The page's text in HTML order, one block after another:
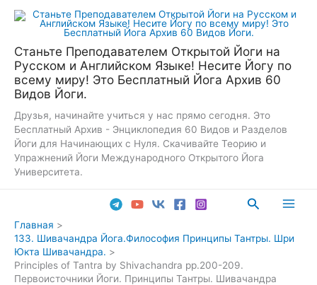
Перейти
Станьте Преподавателем Открытой Йоги на
Русском и Английском Языке! Несите Йогу по
всему миру! Это Бесплатный Йога Архив 60
Видов Йоги.
Друзья, начинайте учиться у нас прямо сегодня. Это
Бесплатный Архив - Энциклопедия 60 Видов и Разделов
Йоги для Начинающих с Нуля. Скачивайте Теорию и
Упражнений Йоги Международного Открытого Йога
Университета.
Поиск
Главная
133. Шивачандра Йога.Философия Принципы Тантры. Шри
Юкта Шивачандра.
Principles of Tantra by Shivaсhandra pp.200-209.
Первоисточники Йоги. Принципы Тантры. Шивачандра